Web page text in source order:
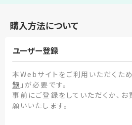
購入方法について
ユーザー登録
本Webサイトをご利用いただくため
録 」が必要です。
事前にご登録をしていただくか、
願いいたします。